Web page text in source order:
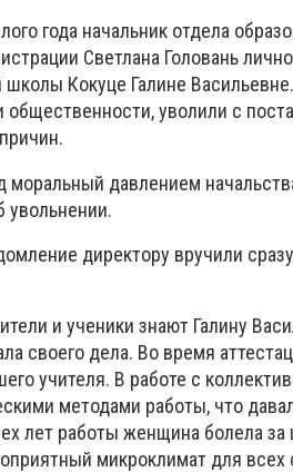
года начальник отдела
Светлана Головань
школы Кокуце Галине
общественности, уволили с
моральный давлением
увольнении.
директору вручили
и ученики знают Галину
своего дела. Во время
учителя. В работе с
методами работы, что
лет работы женщина болела
микроклимат для всех